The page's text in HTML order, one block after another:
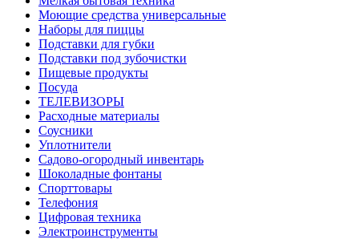
Моющие средства универсальные
Наборы для пиццы
Подставки для губки
Подставки под зубочистки
Пищевые продукты
Посуда
ТЕЛЕВИЗОРЫ
Расходные материалы
Соусники
Уплотнители
Садово-огородный инвентарь
Шоколадные фонтаны
Спорттовары
Телефония
Цифровая техника
Электроинструменты